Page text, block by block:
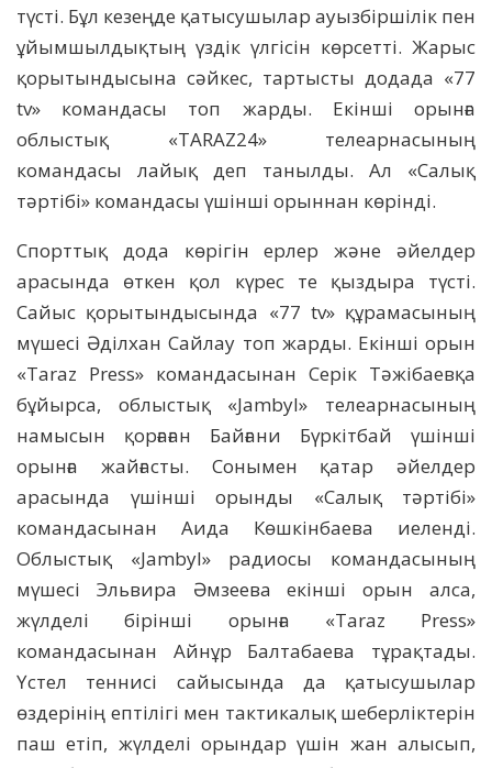
түсті. Бұл кезеңде қатысушылар ауызбіршілік пен
ұйымшылдықтың үздік үлгісін көрсетті. Жарыс
қорытындысына сәйкес, тартысты додада «77
tv» командасы топ жарды. Екінші орынға
облыстық «TARAZ24» телеарнасының
командасы лайық деп танылды. Ал «Салық
тәртібі» командасы үшінші орыннан көрінді.
Спорттық дода көрігін ерлер және әйелдер
арасында өткен қол күрес те қыздыра түсті.
Сайыс қорытындысында «77 tv» құрамасының
мүшесі Әділхан Сайлау топ жарды. Екінші орын
«Taraz Press» командасынан Серік Тәжібаевқа
бұйырса, облыстық «Jambyl» телеарнасының
намысын қорғаған Байғани Бүркітбай үшінші
орынға жайғасты. Сонымен қатар әйелдер
арасында үшінші орынды «Салық тәртібі»
командасынан Аида Көшкінбаева иеленді.
Облыстық «Jambyl» радиосы командасының
мүшесі Эльвира Әмзеева екінші орын алса,
жүлделі бірінші орынға «Taraz Press»
командасынан Айнұр Балтабаева тұрақтады.
Үстел теннисі сайысында да қатысушылар
өздерінің ептілігі мен тактикалық шеберліктерін
паш етіп, жүлделі орындар үшін жан алысып,